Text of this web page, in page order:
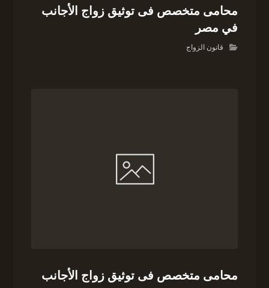
محامى متخصص فى توثيق زواج الأجانب
في مصر
قانون الزواج
محامى متخصص فى توثيق زواج الأجانب